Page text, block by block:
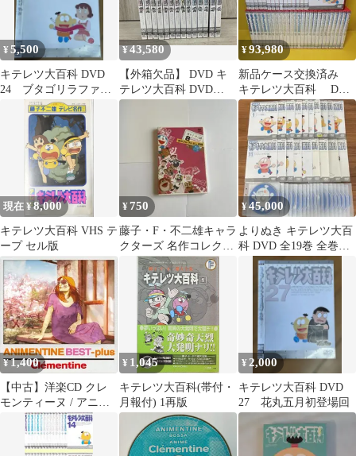
¥5,500
キテレツ大百科 DVD
24 ブタゴリラファン
必見回
¥43,580
【外箱欠品】 DVD キ
テレツ大百科 DVD
BOX 2
¥93,980
新品ケース交換済み
キテレツ大百科 DVD
全42巻セット
現在 ¥8,000
キテレツ大百科 VHS テ
ープ セル版
¥ 750
藤子・F・不二雄キャラ
クターズ 名作コレクシ
ョン DVD 8
¥45,000
よりぬき キテレツ大百
科 DVD 全19巻 全巻セ
ット
¥1,400
【中古】洋楽CD クレ
モンティーヌ / アニメ
ンティーヌ・ベスト+
[DVD付初回生産限定
¥ 1,045
キテレツ大百科(帯付・
月報付) 1再版
¥ 2,000
キテレツ大百科 DVD
27 花丸五月初登場回